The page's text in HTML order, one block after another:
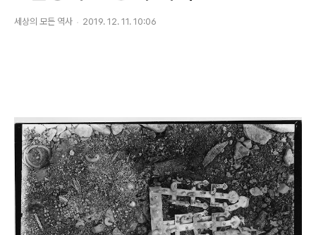
세상의 모든 역사 2019. 12. 11. 10:06